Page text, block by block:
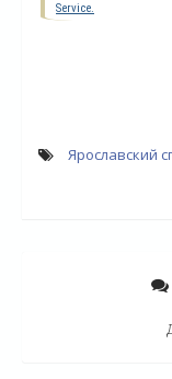
Service.
Ярославский